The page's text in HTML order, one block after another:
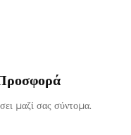
μαζί σας σύντομα.